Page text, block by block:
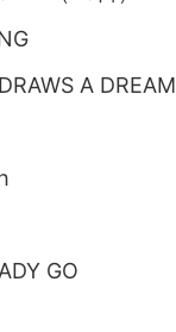
A DREAM
GO